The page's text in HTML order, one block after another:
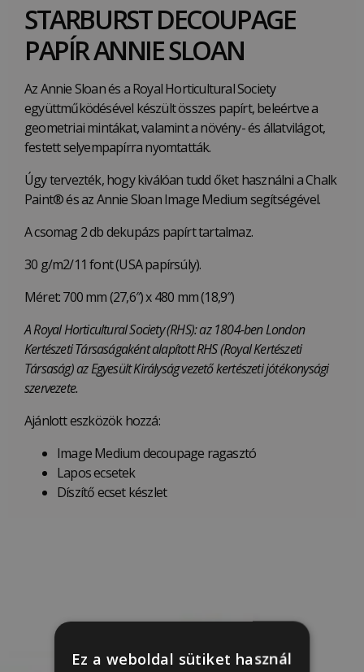
STARBURST DECOUPAGE
PAPÍR ANNIE SLOAN
Az Annie Sloan és a Royal Horticultural Society
együttműködésével készült összes papírt, beleértve a
geometriai mintákat, valamint a növény- és állatvilágot,
festett selyempapírra nyomtatták.
Úgy tervezték, hogy kiválóan tudd őket használni a Chalk
Paint® és az Annie Sloan Image Medium segítségével.
A csomag 2 db dekupázs papírt tartalmaz.
30 g/m2/11 font (USA papírsúly).
Méret: 700 mm (27,6″) x 480 mm (18,9″)
A Royal Horticultural Society (RHS): az 1804-ben London
Kertészeti Társaságaként alapított RHS (Royal Kertészeti
Társaság) az Egyesült Királyság vezető kertészeti jótékonysági
szervezete.
Ajánlott eszközök hozzá:
Image Medium decoupage ragasztó
Lapos ecsetek
Díszítő ecset készlet
Ez a weboldal sütiket használ